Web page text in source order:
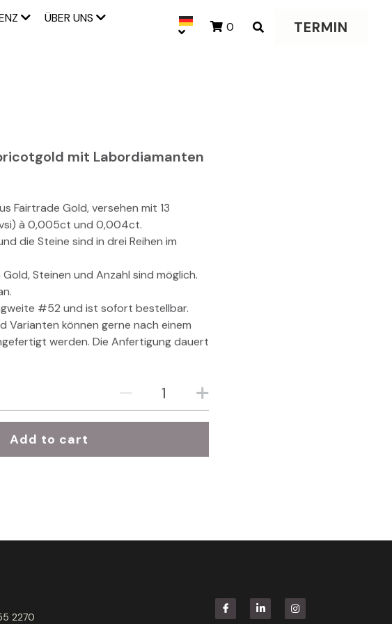
ÜBER UNS
0 TERMIN
mit Labordiamanten
Fairtrade Gold, versehen mit 13
à 0,005ct und 0,004ct.
die Steine sind in drei Reihen im
Steinen und Anzahl sind möglich.
#52 und ist sofort bestellbar.
Varianten können gerne nach einem
werden. Die Anfertigung dauert
Add to cart